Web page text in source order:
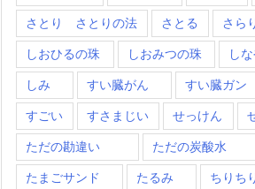
さとり さとりの法 さとる さら
しおひるの珠 しおみつの珠 し
しみ すい臓がん すい臓ガン
すごい すさまじい せっけん
ただの勘違い ただの炭酸水
たまごサンド たるみ ちりち